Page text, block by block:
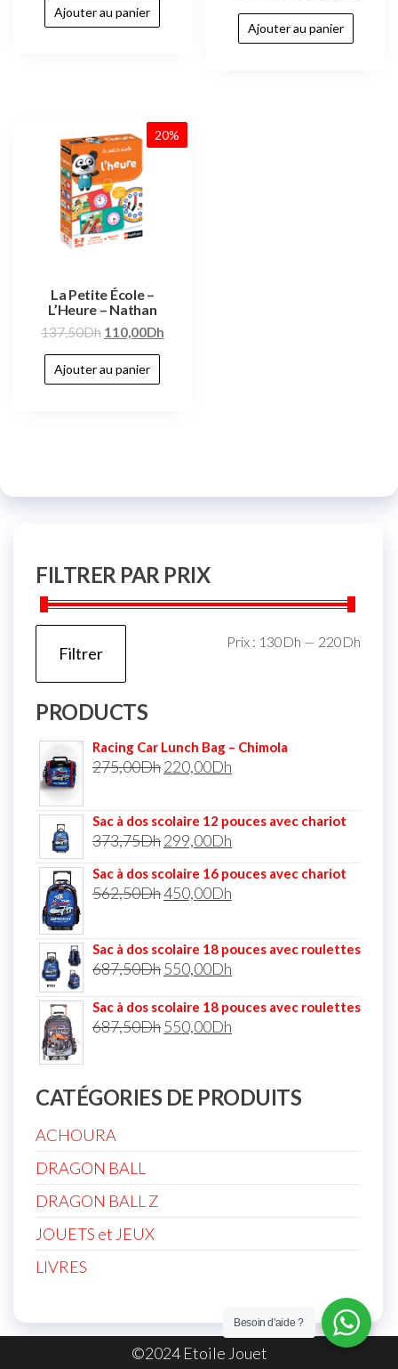
Ajouter au panier
Ajouter au panier
20%
La Petite École –
L’Heure – Nathan
137,50Dh 110,00Dh
Ajouter au panier
FILTRER PAR PRIX
Filtrer
Prix : 130Dh — 220Dh
PRODUCTS
Racing Car Lunch Bag – Chimola
275,00Dh220,00Dh
Sac à dos scolaire 12 pouces avec chariot
373,75Dh299,00Dh
Sac à dos scolaire 16 pouces avec chariot
562,50Dh450,00Dh
Sac à dos scolaire 18 pouces avec roulettes
687,50Dh550,00Dh
Sac à dos scolaire 18 pouces avec roulettes
687,50Dh550,00Dh
CATÉGORIES DE PRODUITS
ACHOURA
DRAGON BALL
DRAGON BALL Z
JOUETS et JEUX
LIVRES
Besoin d'aide ?